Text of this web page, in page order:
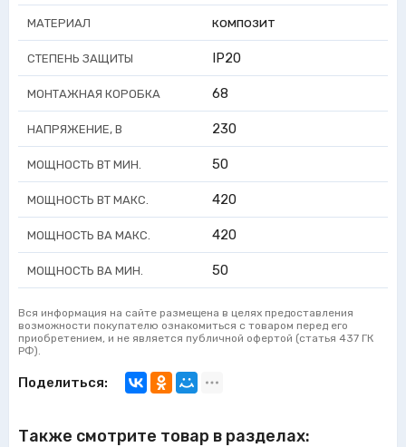
МАТЕРИАЛ композит
СТЕПЕНЬ ЗАЩИТЫ IP20
МОНТАЖНАЯ КОРОБКА 68
НАПРЯЖЕНИЕ, В 230
МОЩНОСТЬ ВТ МИН. 50
МОЩНОСТЬ ВТ МАКС. 420
МОЩНОСТЬ ВА МАКС. 420
МОЩНОСТЬ ВА МИН. 50
Вся информация на сайте размещена в целях предоставления
возможности покупателю ознакомиться с товаром перед его
приобретением, и не является публичной офертой (статья 437 ГК
РФ).
Поделиться:
Также смотрите товар в разделах: